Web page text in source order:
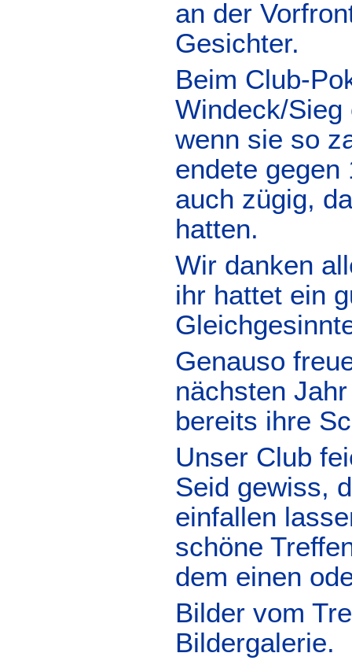
an der
Gesichter.
Beim Club-
Windeck/Sieg
wenn sie so
endete
auch zügig,
hatten.
Wir danken
ihr hattet ein
Genauso
nächsten
bereits ihre
Unser Club
Seid gewiss,
einfallen
schöne
dem einen
Bilder vom
Bildergalerie.